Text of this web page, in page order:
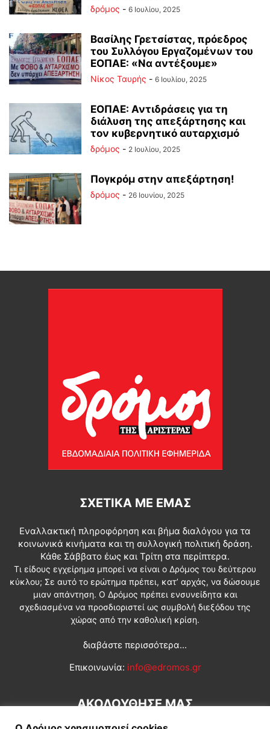
δρόμος - 6 Ιουλίου, 2025
Βασίλης Γρετσίστας, πρόεδρος
του Συλλόγου Εργαζομένων του
ΕΟΠΑΕ: «Να αντέξουμε»
Νίκος Ταυρής - 6 Ιουλίου, 2025
ΕΟΠΑΕ: Αντιδράσεις για τη
διάλυση της απεξάρτησης και
τον κυβερνητικό αυταρχισμό
δρόμος - 2 Ιουλίου, 2025
Πογκρόμ στην απεξάρτηση!
δρόμος - 26 Ιουνίου, 2025
ΣΧΕΤΙΚΆ ΜΕ ΕΜΆΣ
Εναλλακτική πληροφόρηση και βήμα διαλόγου για τα
κοινωνικά κινήματα και τη συλλογική πολιτική δράση.
Κάθε Σάββατο έως και Τρίτη στα περίπτερα.
Τι είδους εγχείρημα μπορεί να είναι ο Δρόμος του δεύτερου
κύκλου; Σε αυτό το ερώτημα πρέπει, κατ’ αρχάς, να δώσουμε
μιαν απάντηση. Ο Δρόμος πρέπει ενσυνείδητα και
σχεδιασμένα να προσδιοριστεί ως συμβολή διεξόδου της
χώρας από την καθολική κρίση.
διαβάστε περισσότερα...
Επικοινωνία: info@edromos.gr
ΑΚΟΛΟΥΘΗΣΕ ΜΑΣ